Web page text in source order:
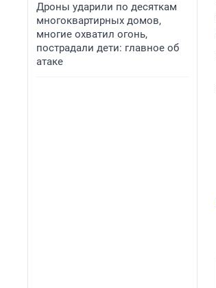
Дроны ударили по десяткам
многоквартирных домов,
многие охватил огонь,
пострадали дети: главное об
атаке